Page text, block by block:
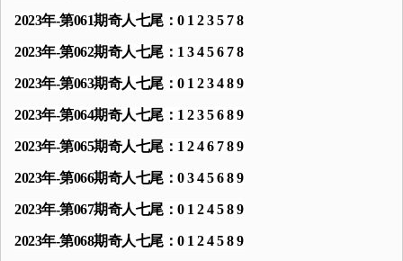
2023年-第061期奇人七尾：0 1 2 3 5 7 8
2023年-第062期奇人七尾：1 3 4 5 6 7 8
2023年-第063期奇人七尾：0 1 2 3 4 8 9
2023年-第064期奇人七尾：1 2 3 5 6 8 9
2023年-第065期奇人七尾：1 2 4 6 7 8 9
2023年-第066期奇人七尾：0 3 4 5 6 8 9
2023年-第067期奇人七尾：0 1 2 4 5 8 9
2023年-第068期奇人七尾：0 1 2 4 5 8 9